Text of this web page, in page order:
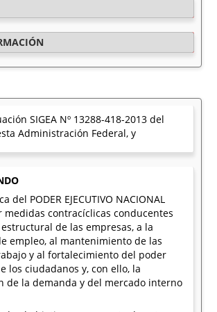
SIGEA Nº 13288-418-2013 del
Administración Federal, y
del PODER EJECUTIVO NACIONAL
contracíclicas conducentes
de las empresas, a la
empleo, al mantenimiento de las
y al fortalecimiento del poder
los ciudadanos y, con ello, la
de la demanda y del mercado interno